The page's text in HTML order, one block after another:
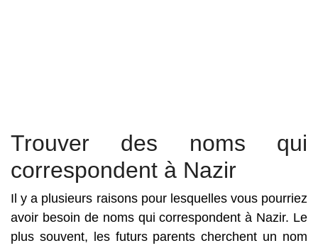
Trouver des noms qui
correspondent à Nazir
Il y a plusieurs raisons pour lesquelles vous pourriez
avoir besoin de noms qui correspondent à Nazir. Le
plus souvent, les futurs parents cherchent un nom